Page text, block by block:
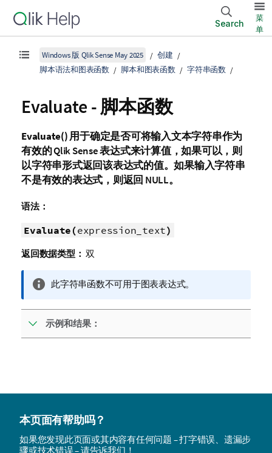
Search
菜
单
Windows 版 Qlik Sense May 2025
创建
脚本语法和图表函数
脚本和图表函数 字符串函数
Evaluate - 脚本函数
Evaluate()用于确定是否可将输入文本字符串作为
有效的Qlik Sense表达式来计算值，如果可以，则
以字符串形式返回该表达式的值。如果输入字符串
不是有效的表达式，则返回 NULL。
语法：
Evaluate(expression_text)
返回数据类型： 双
信
注
释
此字符串函数不可用于图表表达式。
示例和结果：
本页面有帮助吗？
如果您发现此页面或其内容有任何问题 – 打字错误、遗漏步
骤或技术错误 – 请告诉我们！